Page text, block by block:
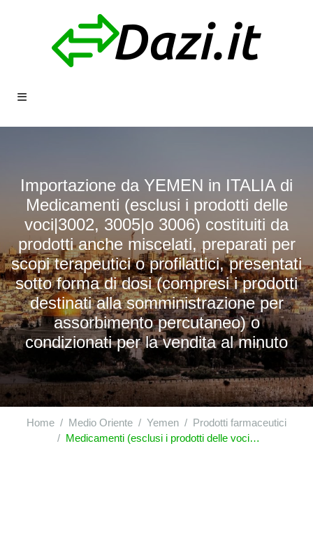
Importazione da YEMEN in ITALIA di
Medicamenti (esclusi i prodotti delle
voci|3002, 3005|o 3006) costituiti da
prodotti anche miscelati, preparati per
scopi terapeutici o profilattici, presentati
sotto forma di dosi (compresi i prodotti
destinati alla somministrazione per
assorbimento percutaneo) o
condizionati per la vendita al minuto
Home Medio Oriente Yemen
Prodotti farmaceutici
Medicamenti (esclusi i prodotti delle voci|3002, 3005|o 3006) costituiti da prodotti anche miscelati, preparati per scopi terapeutici o profilattici, presentati sotto forma di dosi (compresi i prodotti destinati alla somministrazione per assorbimento percutaneo) o condizionati per la vendita al minuto